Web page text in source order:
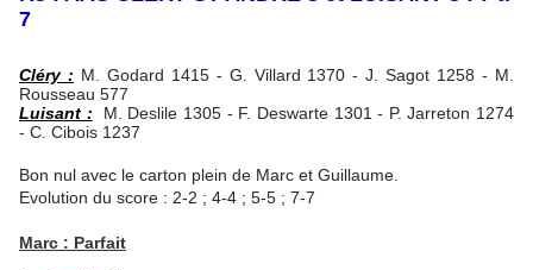
7
Cléry : M. Godard 1415 - G. Villard 1370 - J. Sagot 1258 - M.
Rousseau 577
Luisant :
M. Deslile 1305 - F. Deswarte 1301 - P. Jarreton 1274
- C. Cibois 1237
Bon nul avec le carton plein de Marc et Guillaume.
Evolution du score : 2-2 ; 4-4 ; 5-5 ; 7-7
Marc : Parfait